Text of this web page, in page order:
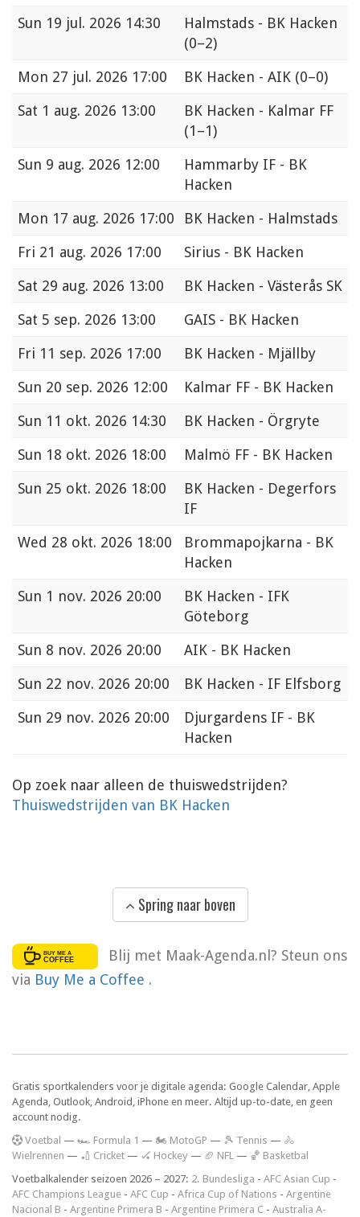
Sun 19 jul. 2026 14:30
Halmstads - BK Hacken
(0–2)
Mon 27 jul. 2026 17:00 BK Hacken - AIK (0–0)
Sat 1 aug. 2026 13:00
BK Hacken - Kalmar FF
(1–1)
Sun 9 aug. 2026 12:00
Hammarby IF - BK
Hacken
Mon 17 aug. 2026 17:00
BK Hacken - Halmstads
Fri 21 aug. 2026 17:00
Sirius - BK Hacken
Sat 29 aug. 2026 13:00
BK Hacken - Västerås SK
Sat 5 sep. 2026 13:00
GAIS - BK Hacken
Fri 11 sep. 2026 17:00
BK Hacken - Mjällby
Sun 20 sep. 2026 12:00
Kalmar FF - BK Hacken
Sun 11 okt. 2026 14:30
BK Hacken - Örgryte
Sun 18 okt. 2026 18:00
Malmö FF - BK Hacken
Sun 25 okt. 2026 18:00
BK Hacken - Degerfors
IF
Wed 28 okt. 2026 18:00
Brommapojkarna - BK
Hacken
Sun 1 nov. 2026 20:00
BK Hacken - IFK
Göteborg
Sun 8 nov. 2026 20:00
AIK - BK Hacken
Sun 22 nov. 2026 20:00
BK Hacken - IF Elfsborg
Sun 29 nov. 2026 20:00
Djurgardens IF - BK
Hacken
Op zoek naar alleen de thuiswedstrijden?
Thuiswedstrijden van BK Hacken
Spring naar boven
Blij met Maak-Agenda.nl? Steun ons
via Buy Me a Coffee .
Gratis sportkalenders voor je digitale agenda: Google Calendar, Apple
Agenda, Outlook, Android, iPhone en meer. Altijd up-to-date, en geen
account nodig.
Voetbal — 🏎️ Formula 1 — 🏍 MotoGP — 🎾 Tennis — 🚴
Wielrennen — 🏏 Cricket — 🏑 Hockey — 🏈 NFL — 🏀 Basketbal
Voetbalkalender seizoen 2026 – 2027: 2. Bundesliga - AFC Asian Cup -
AFC Champions League - AFC Cup - Africa Cup of Nations - Argentine
Nacional B - Argentine Primera B - Argentine Primera C - Australia A-